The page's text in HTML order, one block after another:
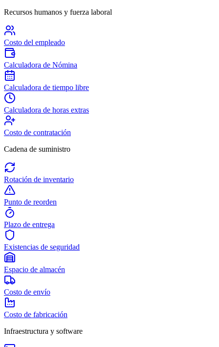
Recursos humanos y fuerza laboral
Costo del empleado
Calculadora de Nómina
Calculadora de tiempo libre
Calculadora de horas extras
Costo de contratación
Cadena de suministro
Rotación de inventario
Punto de reorden
Plazo de entrega
Existencias de seguridad
Espacio de almacén
Costo de envío
Costo de fabricación
Infraestructura y software